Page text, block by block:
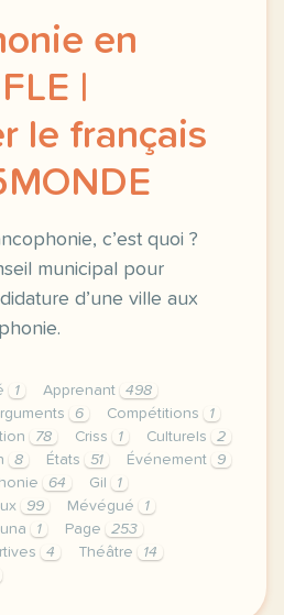
en
|
le français
c’est quoi ?
municipal pour
d’une ville aux
1 Apprenant
498
6 Compétitions
1
78 Criss 1 Culturels
2
8 États 51 Événement
9
64 Gil
1
99 Mévégué
1
1 Page
253
4 Théâtre
14
vie privee est une priorite